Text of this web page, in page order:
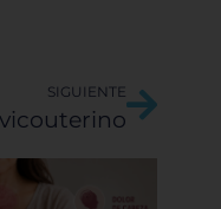
SIGUIENTE